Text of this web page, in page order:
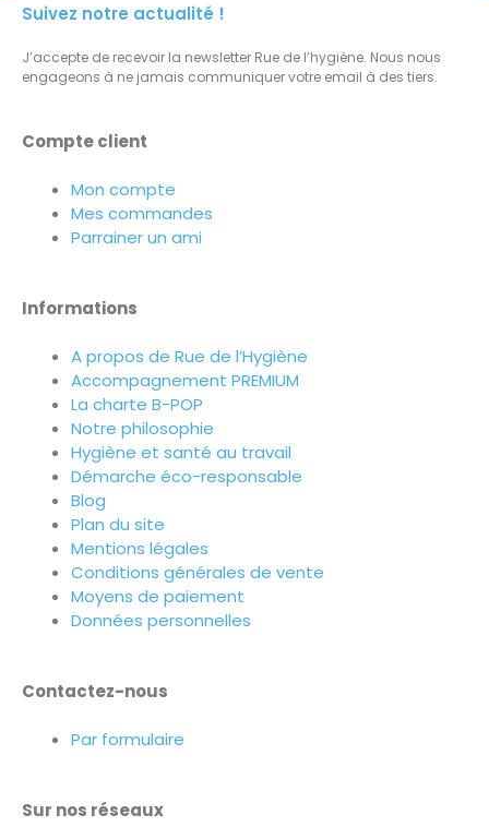
Suivez notre actualité !
J’accepte de recevoir la newsletter Rue de l’hygiène. Nous nous
engageons à ne jamais communiquer votre email à des tiers.
Compte client
Mon compte
Mes commandes
Parrainer un ami
Informations
A propos de Rue de l’Hygiène
Accompagnement PREMIUM
La charte B-POP
Notre philosophie
Hygiène et santé au travail
Démarche éco-responsable
Blog
Plan du site
Mentions légales
Conditions générales de vente
Moyens de paiement
Données personnelles
Contactez-nous
Par formulaire
Sur nos réseaux